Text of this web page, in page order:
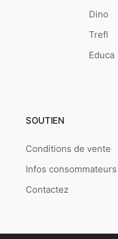
Dino
Trefl
Educa
SOUTIEN
Conditions de vente
Infos consommateurs
Contactez